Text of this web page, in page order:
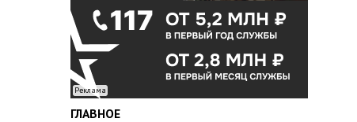
Реклама
ГЛАВНОЕ